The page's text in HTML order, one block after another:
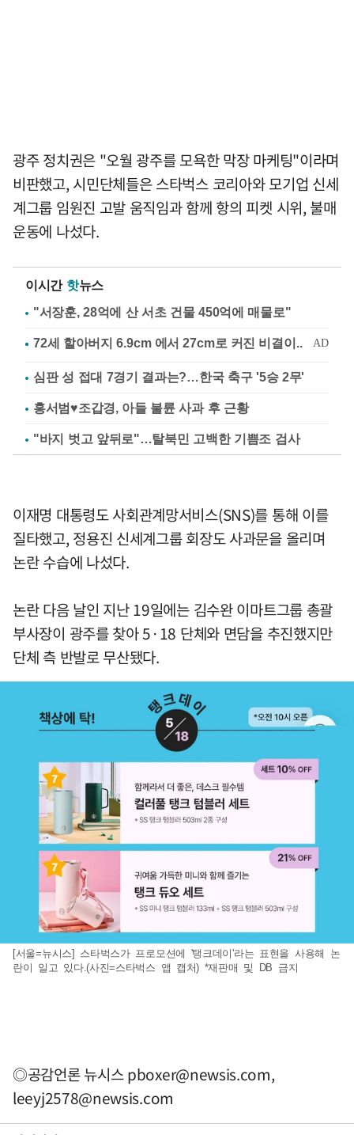
광주 정치권은 "오월 광주를 모욕한 막장 마케팅"이라며
비판했고, 시민단체들은 스타벅스 코리아와 모기업 신세
계그룹 임원진 고발 움직임과 함께 항의 피켓 시위, 불매
운동에 나섰다.
이시간 핫뉴스
"서장훈, 28억에 산 서초 건물 450억에 매물로"
심판 성 접대 7경기 결과는?…한국 축구 '5승 2무'
홍서범♥조갑경, 아들 불륜 사과 후 근황
"바지 벗고 앞뒤로"…탈북민 고백한 기쁨조 검사
이재명 대통령도 사회관계망서비스(SNS)를 통해 이를
질타했고, 정용진 신세계그룹 회장도 사과문을 올리며
논란 수습에 나섰다.
논란 다음 날인 지난 19일에는 김수완 이마트그룹 총괄
부사장이 광주를 찾아 5·18 단체와 면담을 추진했지만
단체 측 반발로 무산됐다.
[서울=뉴시스] 스타벅스가 프로모션에 '탱크데이'라는 표현을 사용해 논
란이 일고 있다.(사진=스타벅스 앱 캡처) *재판매 및 DB 금지
◎공감언론 뉴시스pboxer@newsis.com,
leeyj2578@newsis.com